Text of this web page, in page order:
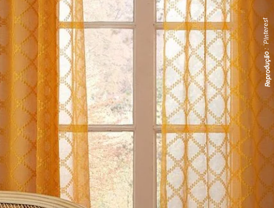
Reprodução
: `PInterest